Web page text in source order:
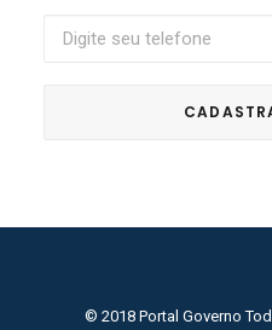
© 2018 Portal Governo